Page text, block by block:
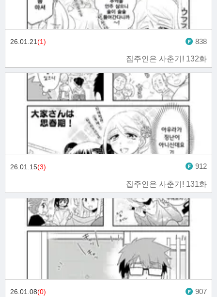
집주인은 사춘기! 132화
26.01.21(1) 838
집주인은 사춘기! 131화
26.01.15(3) 912
26.01.08(0) 907